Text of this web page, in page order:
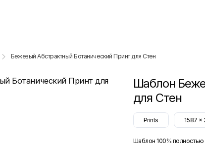
Бежевый Абстрактный Ботанический Принт для Стен
Шаблон
для Стен
Prints 1587 x
Шаблон 100% полностью